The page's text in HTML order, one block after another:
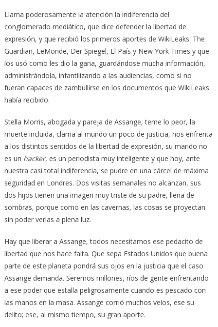
Llama poderosamente la atención la indiferencia del
conglomerado mediático, que dice defender la libertad de
expresión, y que recibió los primeros aportes de WikiLeaks: The
Guardian, LeMonde, Der Spiegel, El País y New York Times y que
los usó como les dio la gana, guardándose mucha información,
administrándola, infantilizando a las audiencias, como si no
fueran capaces de zambullirse en los documentos que WikiLeaks
había recibido.
Stella Morris, abogada y pareja de Assange, teme lo peor, la
muerte incluida, clama al mundo un poco de justicia, nos enfrenta
a los distintos sentidos de la libertad de expresión, su marido no
es un hacker, es un periodista muy inteligente y que hoy, ante
nuestra casi total indiferencia, se pudre en una cárcel de máxima
seguridad en Londres. Dos visitas semanales no alcanzan, sus
dos hijos tienen una imagen muy triste de su padre, llena de
sombras, porque como en las cavernas, las cosas se proyectan
sin poder verlas a plena luz.
Hay que liberar a Assange, todos necesitamos ese pedacito de
libertad que nos hace falta. Que sepa Estados Unidos que buena
parte de este planeta pondrá sus ojos en la justicia que el caso
Assange demanda. Seremos millones, ríos de gente enfrentando
a ese poder que estalla peligrosamente cuando es pescado con
las manos en la masa. Assange corrió muchos velos, ese su
delito; ese, al mismo tiempo, su gran aporte.